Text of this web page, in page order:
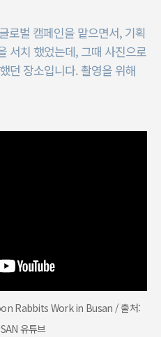
로벌 캠페인을 맡으면서, 기획
서치 했었는데, 그때 사진으로
던 장소입니다. 촬영을 위해
Rabbits Work in Busan / 출처:
유튜브